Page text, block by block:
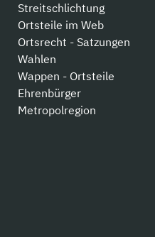
Streitschlichtung
Ortsteile im Web
Ortsrecht - Satzungen
Wahlen
Wappen - Ortsteile
Ehrenbürger
Metropolregion